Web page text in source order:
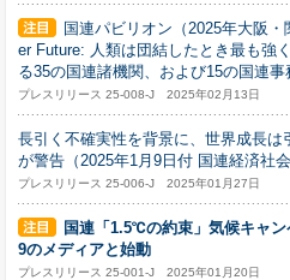
国連パビリオン（2025年大阪
er Future: 人類は団結したとき最も強
る35の国連諸機関、および15の国連
プレスリリース 25-008-J 2025年02月13日
長引く不確実性を背景に、世界成長
が警告（2025年1月9日付 国連経済社
プレスリリース 25-006-J 2025年01月27日
国連「1.5℃の約束」気候キャ
9のメディアと始動
プレスリリース 25-001-J 2025年01月20日